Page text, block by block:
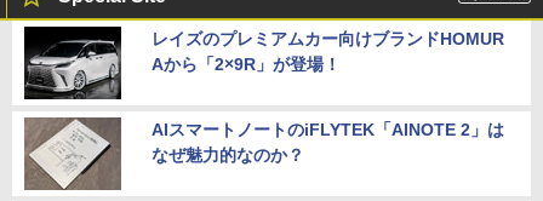
レイズのプレミアムカー向けブランドHOMUR
Aから「2×9R」が登場！
AIスマートノートのiFLYTEK「AINOTE 2」は
なぜ魅力的なのか？